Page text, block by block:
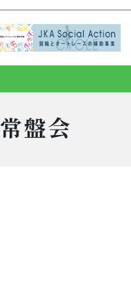
常盤会